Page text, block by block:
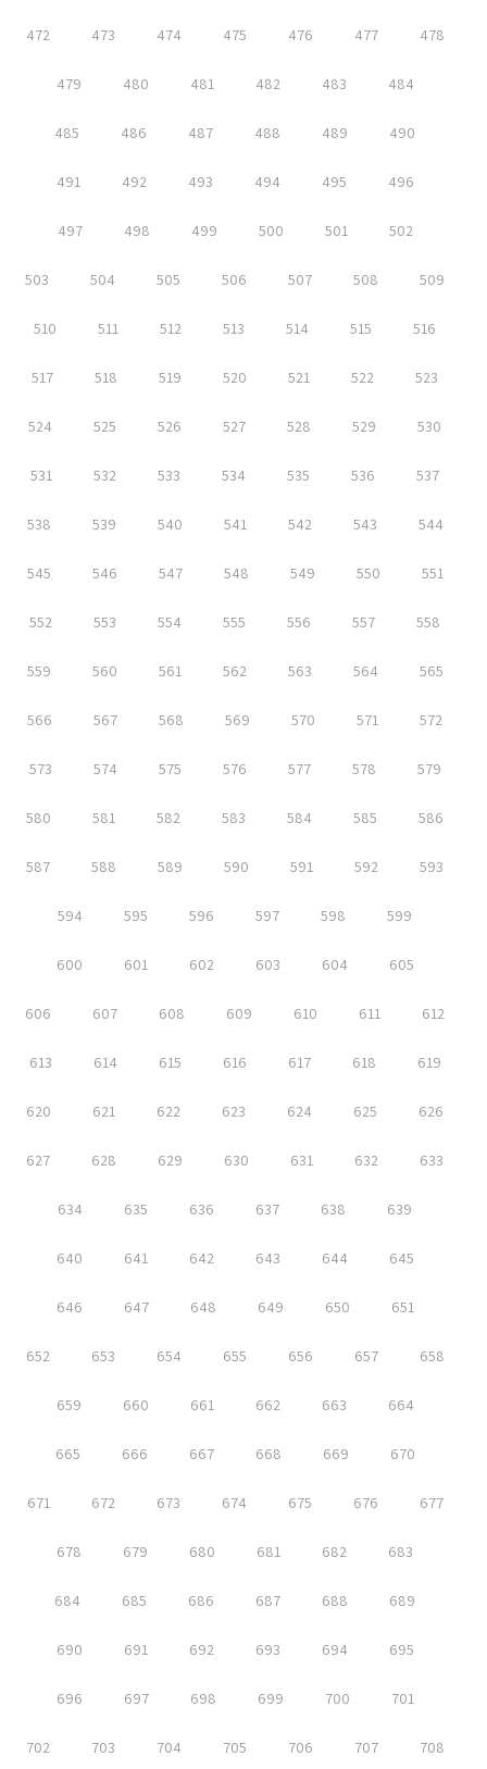
472 473 474 475 476 477 478
479 480 481 482 483 484
485 486 487 488 489 490
491 492 493 494 495 496
497 498 499 500 501 502
503 504 505 506 507 508 509
510 511 512 513 514 515 516
517 518 519 520 521 522 523
524 525 526 527 528 529 530
531 532 533 534 535 536 537
538 539 540 541 542 543 544
545 546 547 548 549 550 551
552 553 554 555 556 557 558
559 560 561 562 563 564 565
566 567 568 569 570 571 572
573 574 575 576 577 578 579
580 581 582 583 584 585 586
587 588 589 590 591 592 593
594 595 596 597 598 599
600 601 602 603 604 605
606 607 608 609 610 611 612
613 614 615 616 617 618 619
620 621 622 623 624 625 626
627 628 629 630 631 632 633
634 635 636 637 638 639
640 641 642 643 644 645
646 647 648 649 650 651
652 653 654 655 656 657 658
659 660 661 662 663 664
665 666 667 668 669 670
671 672 673 674 675 676 677
678 679 680 681 682 683
684 685 686 687 688 689
690 691 692 693 694 695
696 697 698 699 700 701
702 703 704 705 706 707 708